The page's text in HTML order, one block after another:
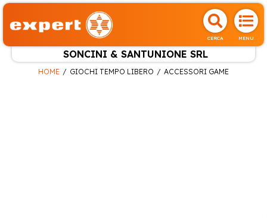
CERCA MENU
SONCINI & SANTUNIONE SRL
HOME GIOCHI TEMPO LIBERO ACCESSORI GAME